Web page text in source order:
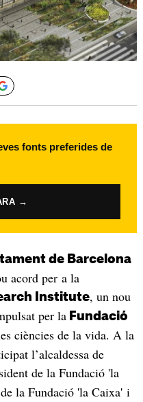
fonts preferides de
→
de Barcelona
acord per a la
Institute, un nou
per laFundació
ciències de la vida. A la
l’alcaldessa de
de la Fundació 'la
la Fundació 'la Caixa' i